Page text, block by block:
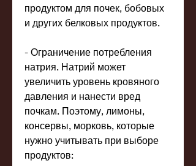
продуктом для почек, бобовых
и других белковых продуктов.
- Ограничение потребления
натрия. Натрий может
увеличить уровень кровяного
давления и нанести вред
почкам. Поэтому, лимоны,
консервы, морковь, которые
нужно учитывать при выборе
продуктов: